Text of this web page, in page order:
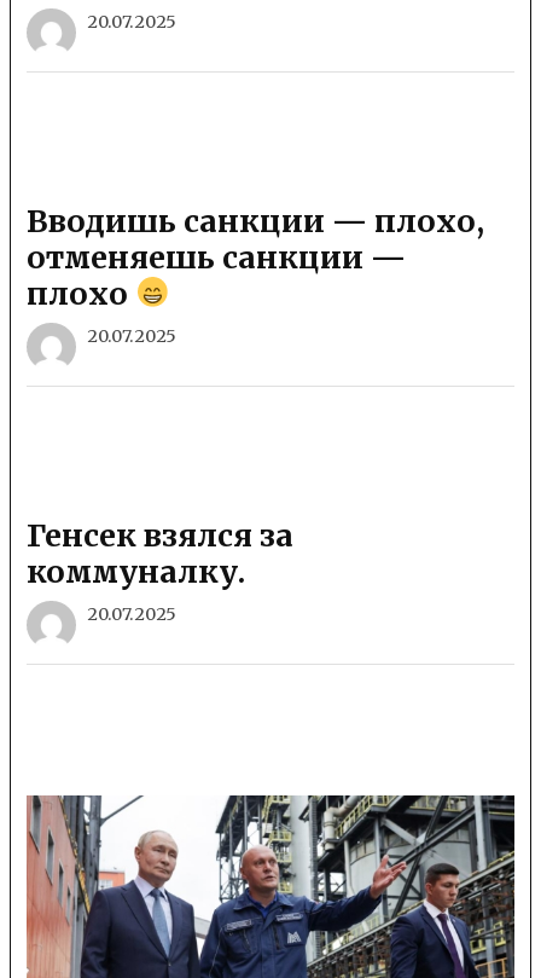
20.07.2025
Вводишь санкции — плохо,
отменяешь санкции —
плохо
20.07.2025
Генсек взялся за
коммуналку.
20.07.2025